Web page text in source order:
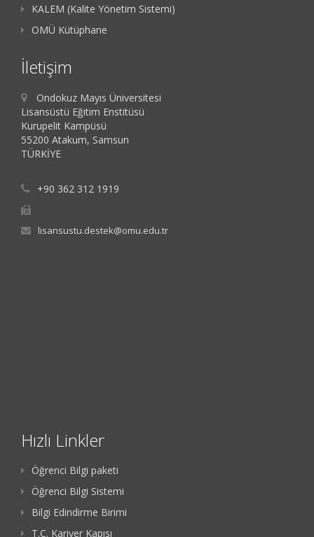
KALEM (Kalite Yönetim Sistemi)
OMÜ Kütüphane
İletişim
Ondokuz Mayıs Üniversitesi
Lisansüstü Eğitim Enstitüsü
Kurupelit Kampüsü
55200 Atakum, Samsun
TÜRKİYE
+90 362 312 1919
lisansustu.destek@omu.edu.tr
Hızlı Linkler
Öğrenci Bilgi paketi
Öğrenci Bilgi Sistemi
Bilgi Edindirme Birimi
T.C. Kariyer Kapısı